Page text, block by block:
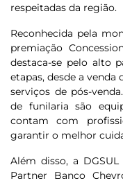
respeitadas da região.
Reconhecida pela
premiação
destaca-se pelo alto
etapas, desde a venda
serviços de pós-
de funilaria são
contam com
garantir o melhor
Além disso, a
Partner Banco